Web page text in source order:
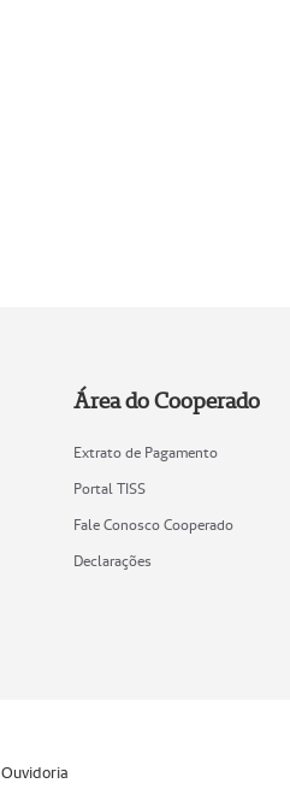
Área do Cooperado
Extrato de Pagamento
Portal TISS
Fale Conosco Cooperado
Declarações
Ouvidoria